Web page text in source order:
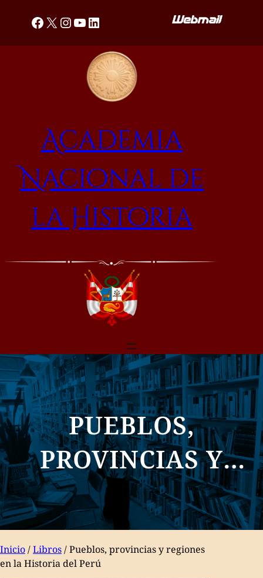
Facebook
X Instagram
YouTube
LinkedIn
Academia
Nacional de
la Historia
PUEBLOS,
PROVINCIAS Y
REGIONES EN LA
HISTORIA DEL
PERÚ
Inicio/Libros/ Pueblos, provincias y regiones
en la Historia del Perú